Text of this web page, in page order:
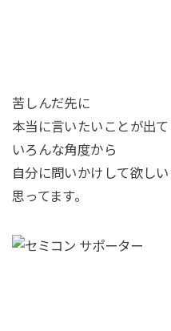
苦しんだ先に
本当に言いたいことが出て
いろんな角度から
自分に問いかけして欲し
思ってます。